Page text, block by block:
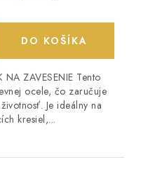
DO KOŠÍKA
ZAVESENIE Tento
ocele, čo zaručuje
Je ideálny na
kresiel,...